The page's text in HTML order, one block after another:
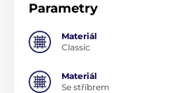
Parametry
Materiál
Classic
Materiál
Se stříbrem